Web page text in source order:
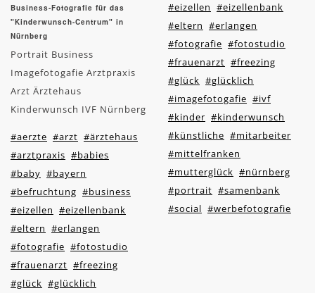
Business-Fotografie für das
"Kinderwunsch-Centrum" in
Nürnberg
Portrait Business
Imagefotogafie Arztpraxis
Arzt Ärztehaus
Kinderwunsch IVF Nürnberg
#aerzte #arzt #ärztehaus
#arztpraxis #babies
#baby #bayern
#befruchtung #business
#eizellen #eizellenbank
#eltern #erlangen
#fotografie #fotostudio
#frauenarzt #freezing
#glück #glücklich
#eizellen #eizellenbank
#eltern #erlangen
#fotografie #fotostudio
#frauenarzt #freezing
#glück #glücklich
#imagefotogafie #ivf
#kinder #kinderwunsch
#künstliche #mitarbeiter
#mittelfranken
#mutterglück #nürnberg
#portrait #samenbank
#social #werbefotografie